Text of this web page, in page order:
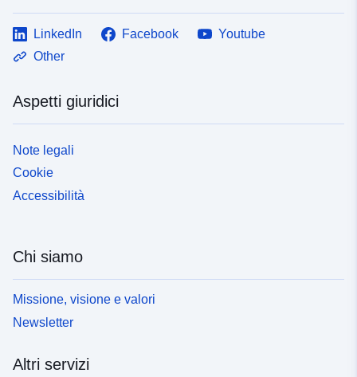
LinkedIn Facebook
Youtube
Other
Aspetti giuridici
Note legali
Cookie
Accessibilità
Chi siamo
Missione, visione e valori
Newsletter
Altri servizi